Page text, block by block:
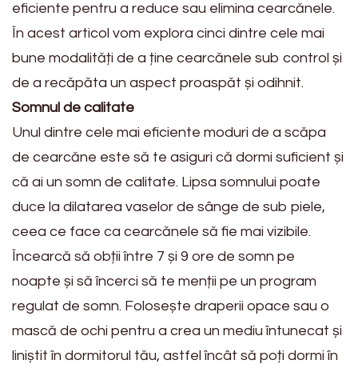
eficiente pentru a reduce sau elimina cearcănele.
În acest articol vom explora cinci dintre cele mai
bune modalități de a ține cearcănele sub control și
de a recăpăta un aspect proaspăt și odihnit.
Somnul de calitate
Unul dintre cele mai eficiente moduri de a scăpa
de cearcăne este să te asiguri că dormi suficient și
că ai un somn de calitate. Lipsa somnului poate
duce la dilatarea vaselor de sânge de sub piele,
ceea ce face ca cearcănele să fie mai vizibile.
Încearcă să obții între 7 și 9 ore de somn pe
noapte și să încerci să te menții pe un program
regulat de somn. Folosește draperii opace sau o
mască de ochi pentru a crea un mediu întunecat și
liniștit în dormitorul tău, astfel încât să poți dormi în